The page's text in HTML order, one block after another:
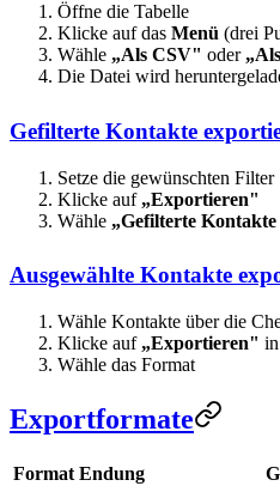
Öffne die Tabelle
Klicke auf das Menü (drei
Wähle „Als CSV" oder
Die Datei wird
Gefilterte Kontakte
Setze die gewünschten Filter
Klicke auf „Exportieren"
Wähle „Gefilterte
Ausgewählte Kontakte
Wähle Kontakte über die
Klicke auf „Exportieren"
Wähle das Format
Exportformate
Format Endung